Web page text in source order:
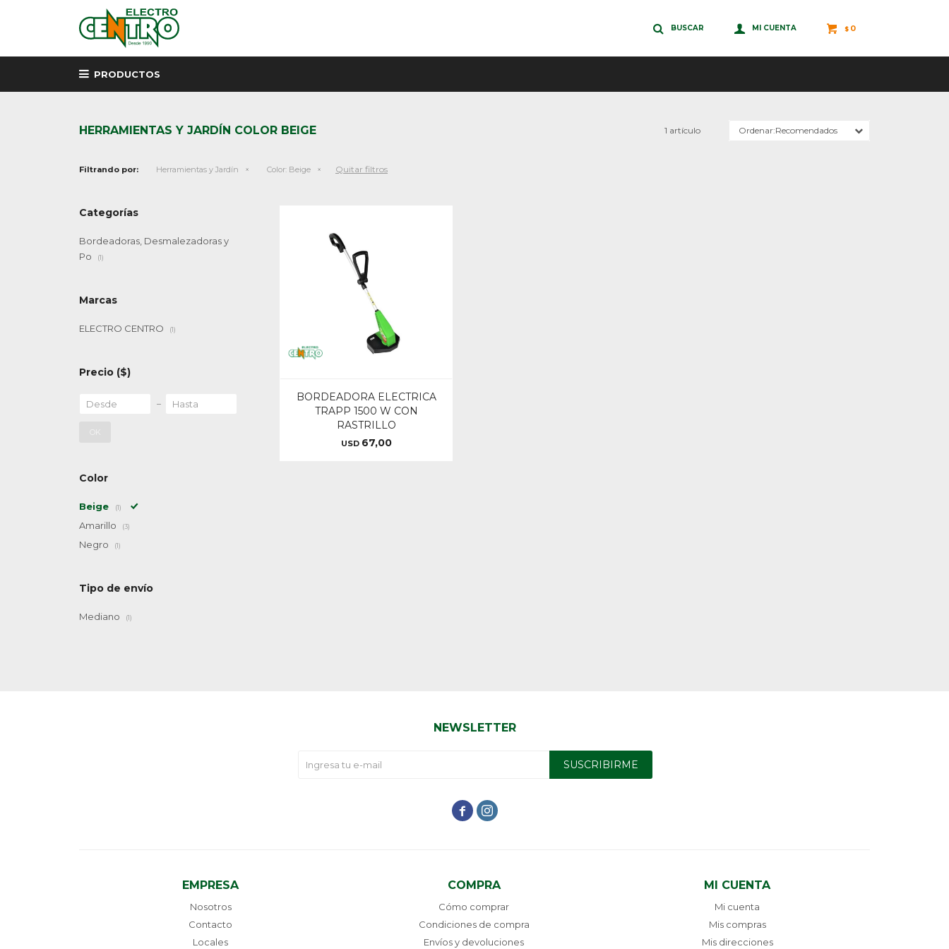
PRODUCTOS
$ 0
HERRAMIENTAS Y JARDÍN COLOR BEIGE 1 artículo Recomendados
Filtrando por: Herramientas y Jardín Color: Beige Quitar filtros
BORDEADORA ELECTRICA
TRAPP 1500 W CON
RASTRILLO
USD 67,00
Categorías
Bordeadoras, Desmalezadoras y
Po
(1)
Marcas
ELECTRO CENTRO (1)
Precio ($)
OK
Color
Beige (1)
Amarillo (3)
Negro (1)
Tipo de envío
Mediano (1)
EMPRESA
Nosotros
Contacto
Locales
COMPRA
Cómo comprar
Condiciones de compra
Envíos y devoluciones
MI CUENTA
Mi cuenta
Mis compras
Mis direcciones
NEWSLETTER
SUSCRIBIRME
 